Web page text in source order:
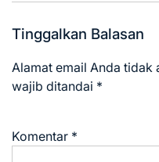
Tinggalkan Balasan
Alamat email Anda tidak
wajib ditandai *
Komentar *